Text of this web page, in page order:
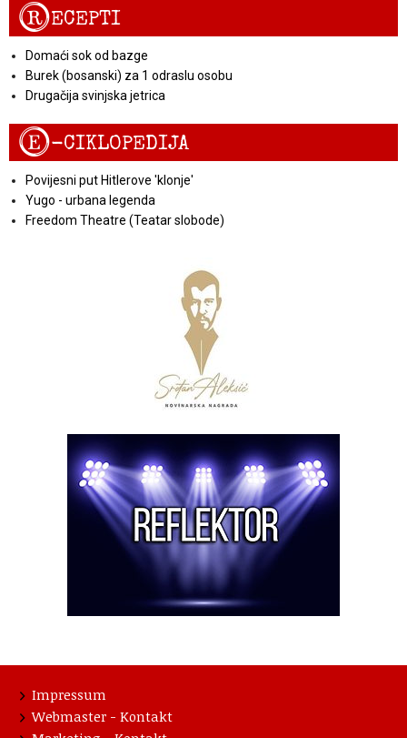
RECEPTI
Domaći sok od bazge
Burek (bosanski) za 1 odraslu osobu
Drugačija svinjska jetrica
E-CIKLOPEDIJA
Povijesni put Hitlerove 'klonje'
Yugo - urbana legenda
Freedom Theatre (Teatar slobode)
Impressum
Webmaster - Kontakt